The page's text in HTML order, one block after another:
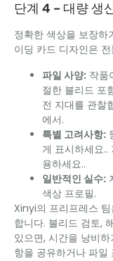
단계 4 – 대량 생
정확한 색상을 보장하
이딩 카드 디자인은
파일 사양: 작품
절한 블리드 포
전 지대를 관찰
에서.
특별 고려사항:
게 표시하세요
용하세요..
일반적인 실수:
색상 프로필.
Xinyi의 프리프레스
합니다. 블리드 검토,
있으면, 시간을 낭비
항을 공유하거나 파일